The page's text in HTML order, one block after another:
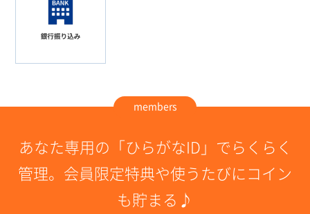
members
あなた専用の「ひらがなID」でらくらく
管理。 会員限定特典や使うたびにコイン
も貯まる♪